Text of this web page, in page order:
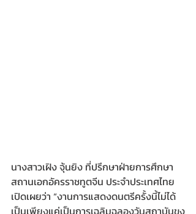
นางสาวเฝิง จุ้นยิง ที่ปรึกษาฝ่ายการศึกษา
สถานเอกอัครราชทูตจีน ประจำประเทศไทย
เปิดเผยว่า “งานการแสดงดนตรีครั้งนี้ไม่ได้
เป็นเพียงแค่เป็นการเฉลิมฉลองวันสถาบันขง